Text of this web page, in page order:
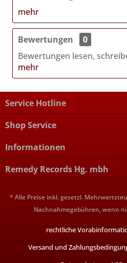
mehr
Bewertungen
0
Bewertungen lesen,
mehr
Service Hotline
Shop Service
Informationen
Remedy Records Hg. mbh
* Alle Preise inkl. gesetzl.
Nachnahmegebühren, wenn
rechtliche
Versand und